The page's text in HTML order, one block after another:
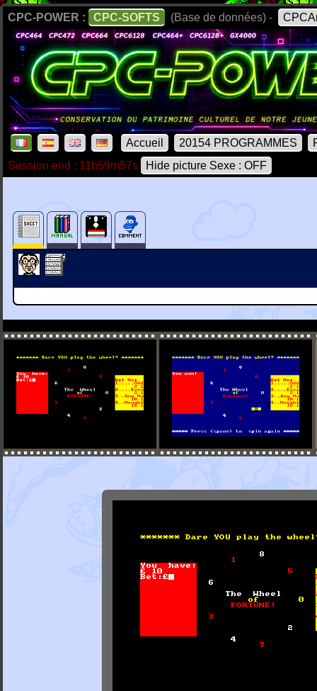
CPC-POWER : CPC-SOFTS (Base de données) -
Accueil 20154 PROGRAMMES
Session end : 11h59m57s
Hide picture Sexe : OFF